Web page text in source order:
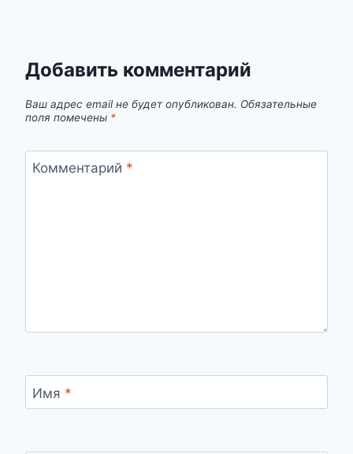
Добавить комментарий
Ваш адрес email не будет опубликован. Обязательные
поля помечены *
Комментарий *
Имя *